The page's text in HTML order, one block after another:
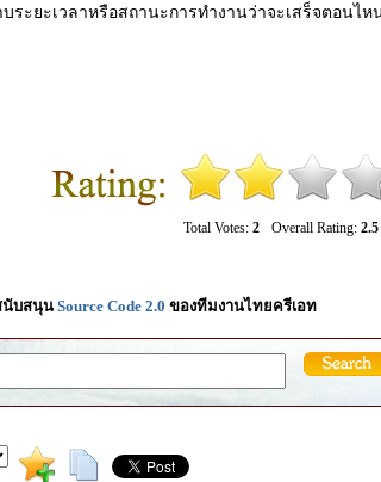
ระยะเวลาหรือสถานะการทำงานว่าจะเสร็จตอนไห
Total Votes: 2 Overall Rating:
นับสนุนSource Code 2.0 ของทีมงานไทยครีเอท